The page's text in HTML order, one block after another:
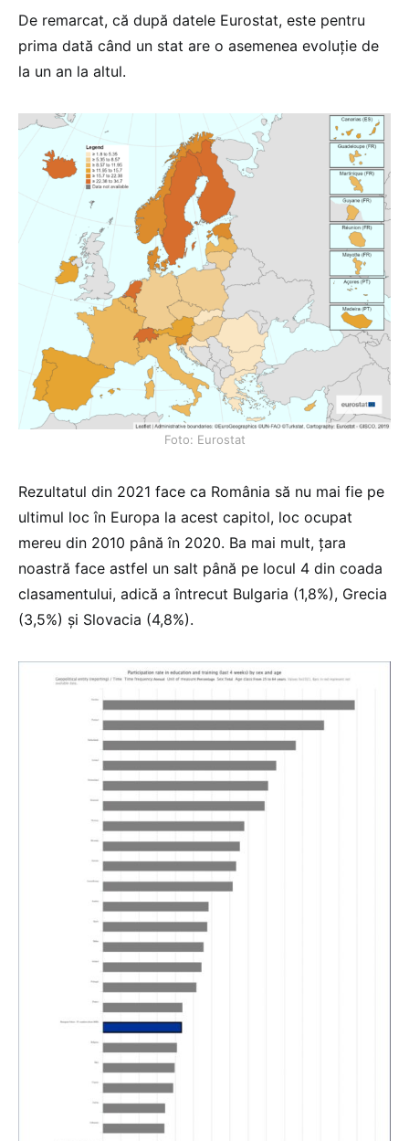
De remarcat, că după datele Eurostat, este pentru
prima dată când un stat are o asemenea evoluție de
la un an la altul.
Foto: Eurostat
Rezultatul din 2021 face ca România să nu mai fie pe
ultimul loc în Europa la acest capitol, loc ocupat
mereu din 2010 până în 2020. Ba mai mult, țara
noastră face astfel un salt până pe locul 4 din coada
clasamentului, adică a întrecut Bulgaria (1,8%), Grecia
(3,5%) și Slovacia (4,8%).